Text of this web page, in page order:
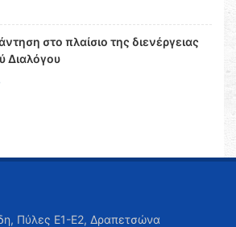
στο πλαίσιο της διενέργειας
Διαλόγου
Πύλες Ε1-Ε2, Δραπετσώνα